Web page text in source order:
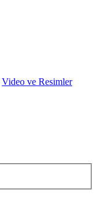
Video ve Resimler